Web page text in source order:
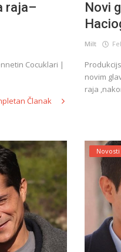
raja–
Cocuklari |
Članak
Novi
Milt
novim
raja
Novosti